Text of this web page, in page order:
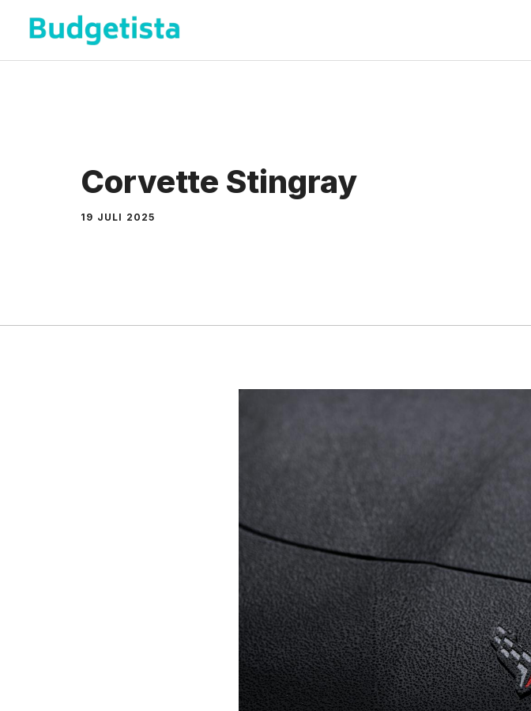
naar
de
Corvette Stingray
19 JULI 2025